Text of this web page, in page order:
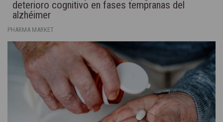
deterioro cognitivo en fases tempranas del
alzhéimer
PHARMA MARKET